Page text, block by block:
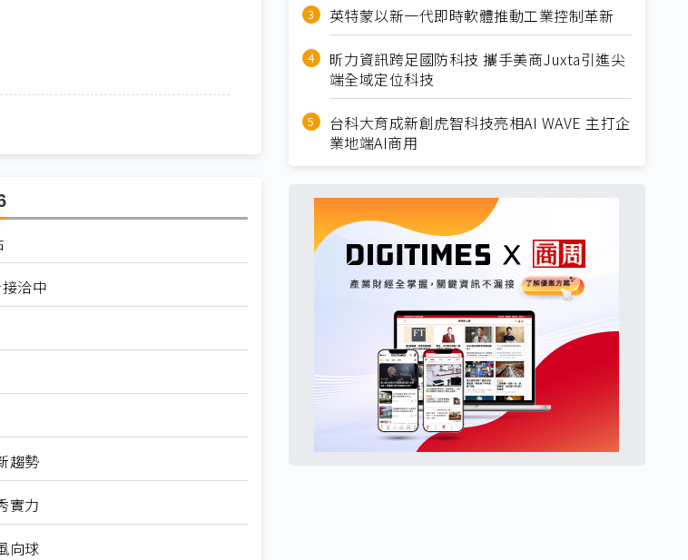
洽中
趨勢
實力
向球
英特蒙以新一代即時軟體推動工業控制革新
昕力資訊跨足國防科技 攜手美商Juxta引進尖
端全域定位科技
台科大育成新創虎智科技亮相AI WAVE 主打企
業地端AI商用